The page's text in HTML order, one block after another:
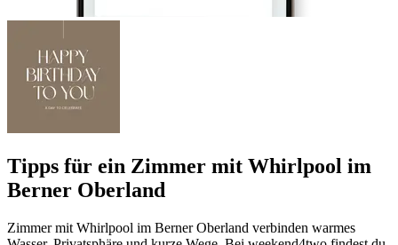
Tipps für ein Zimmer mit Whirlpool im
Berner Oberland
Zimmer mit Whirlpool im Berner Oberland verbinden warmes